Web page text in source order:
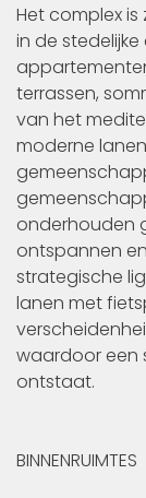
Het complex
in de
terrassen,
van het
moderne
onderhouden
ontspannen
strategische
lanen met
waardoor een
ontstaat.
BINNENRUIMTES